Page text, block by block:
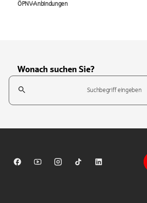
ÖPNV-Anbindungen
Wonach suchen Sie?
Suchfeld
Sparkasse auf Facebook
Sparkasse auf Youtube
Sparkasse auf Instagram
Sparkasse auf TikTok
Sparkasse auf